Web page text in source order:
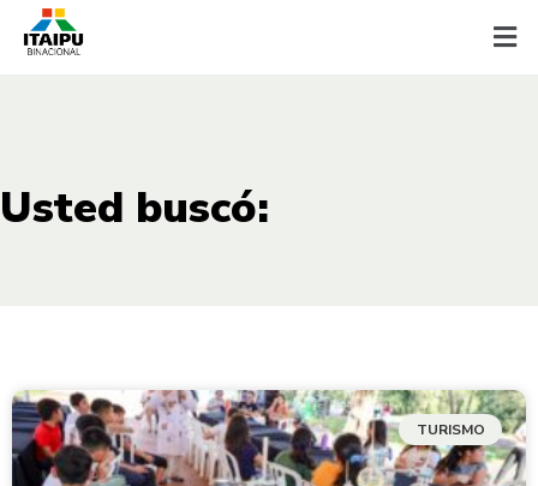
Usted buscó:
TURISMO